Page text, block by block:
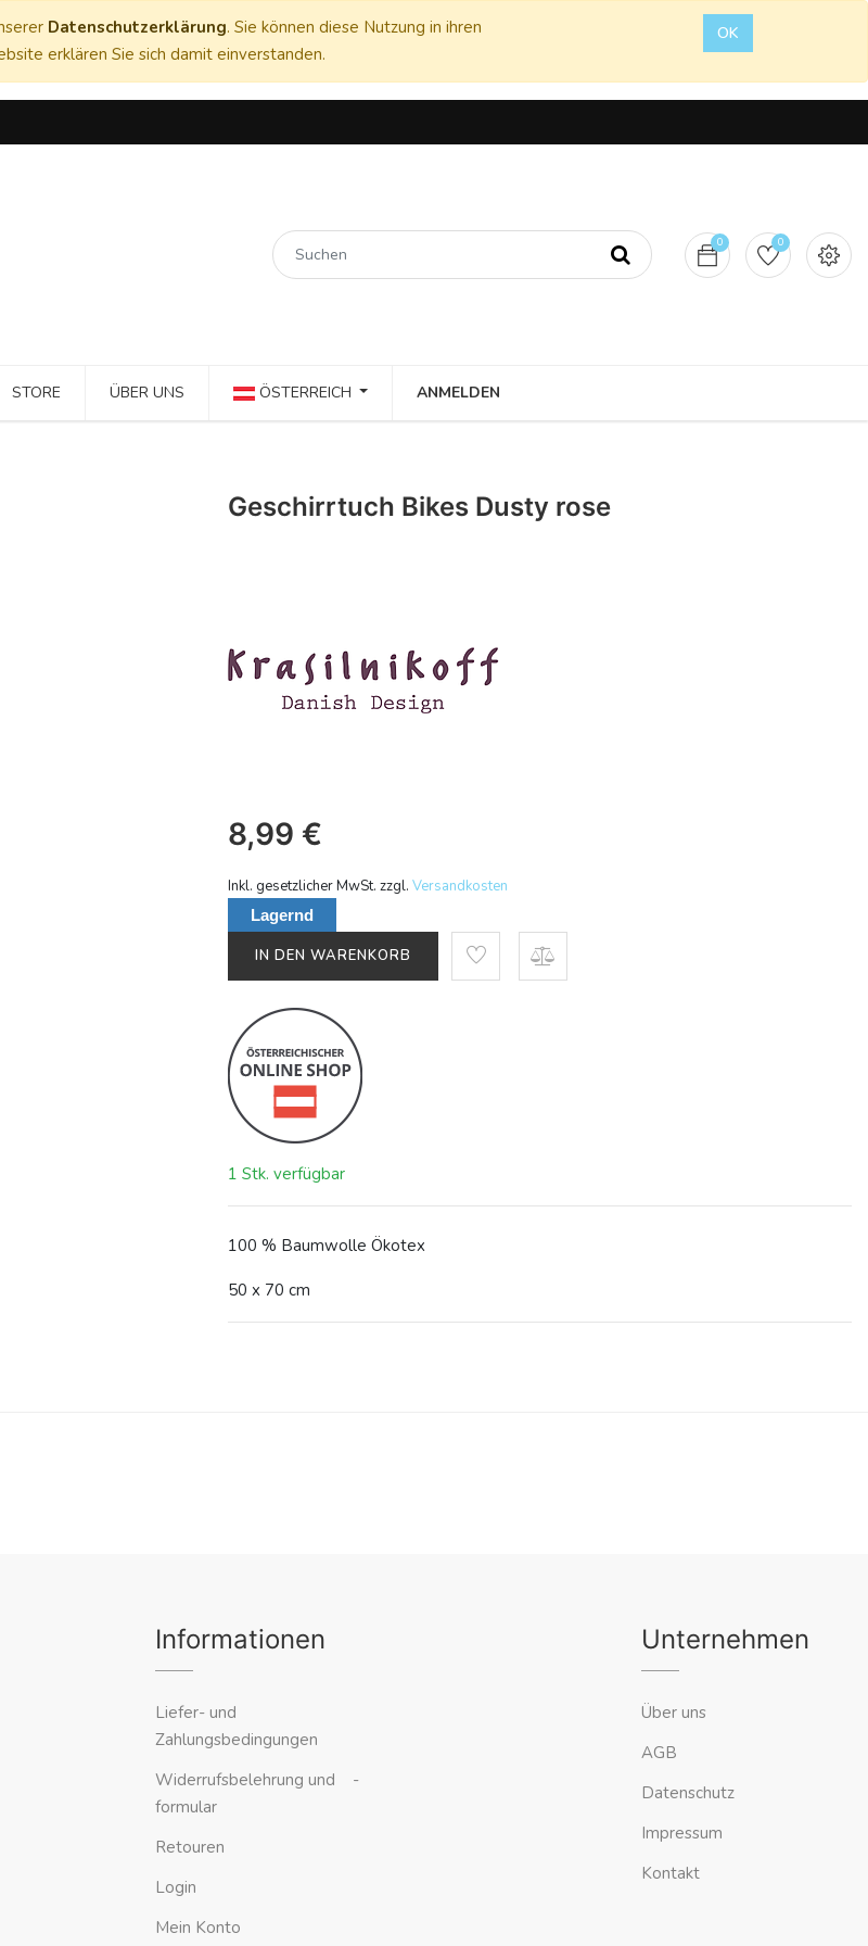
Datenschutzerklärung. Sie können diese Nutzung in ihren
erklären Sie sich damit einverstanden.
OK
0 0
STORE ÜBER UNS ÖSTERREICH ANMELDEN
Geschirrtuch Bikes Dusty rose
8,99 €
Inkl. gesetzlicher MwSt. zzgl.Versandkosten
Lagernd
IN DEN WARENKORB
1 Stk. verfügbar
100 % Baumwolle Ökotex
50 x 70 cm
Informationen
Liefer- und
Zahlungsbedingungen
Widerrufsbelehrung und -
formular
Retouren
Login
Mein Konto
Unternehmen
Über uns
AGB
Datenschutz
Impressum
Kontakt